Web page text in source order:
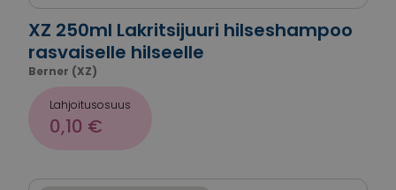
XZ 250ml Lakritsijuuri hilseshampoo
rasvaiselle hilseelle
Berner (XZ)
Lahjoitusosuus
0,10 €